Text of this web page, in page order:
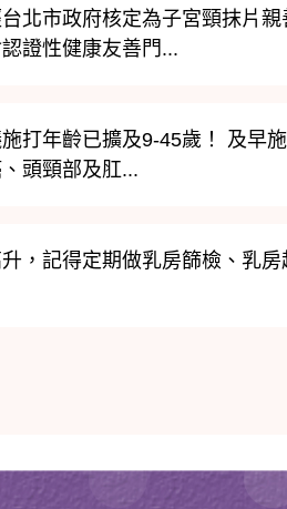
北市政府核定為子宮頸抹片親
證性健康友善門...
打年齡已擴及9-45歲！ 及早
頭頸部及肛...
，記得定期做乳房篩檢、乳房